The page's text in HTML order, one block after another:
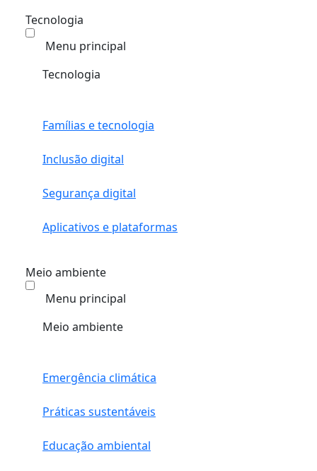
Tecnologia
Menu principal
Tecnologia
Famílias e tecnologia
Inclusão digital
Segurança digital
Aplicativos e plataformas
Meio ambiente
Menu principal
Meio ambiente
Emergência climática
Práticas sustentáveis
Educação ambiental